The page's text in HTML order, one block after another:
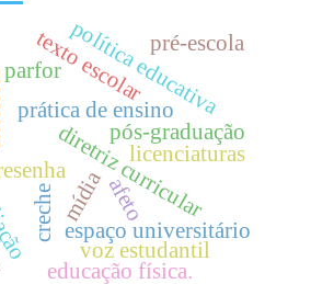
diretriz curricular
prática de ensino
texto escolar
espaço universitário
pós-graduação
política educativa
mídia
licenciaturas
parfor
voz estudantil
educação física.
pré-escola
creche afeto